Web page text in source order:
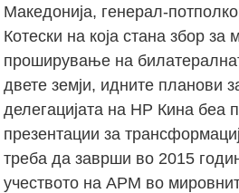
Македонија, генерал-
Котески на која стана збор за
проширување на
двете земји, идните планови
делегацијата на НР Кина беа
презентации за
треба да заврши во 2015
учеството на АРМ во